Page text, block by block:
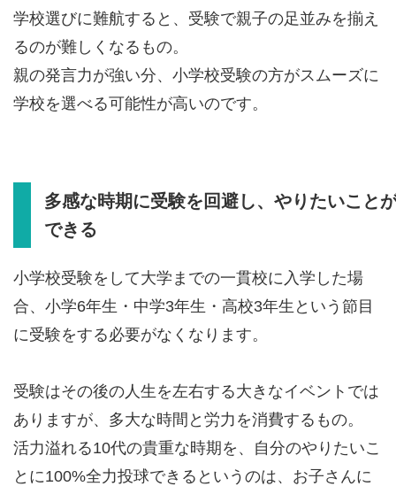
学校選びに難航すると、受験で親子の足並みを揃え
るのが難しくなるもの。
親の発言力が強い分、小学校受験の方がスムーズに
学校を選べる可能性が高いのです。
多感な時期に受験を回避し、やりたいこと
できる
小学校受験をして大学までの一貫校に入学した場
合、小学6年生・中学3年生・高校3年生という節目
に受験をする必要がなくなります。
受験はその後の人生を左右する大きなイベントでは
ありますが、多大な時間と労力を消費するもの。
活力溢れる10代の貴重な時期を、自分のやりたいこ
とに100%全力投球できるというのは、お子さんに